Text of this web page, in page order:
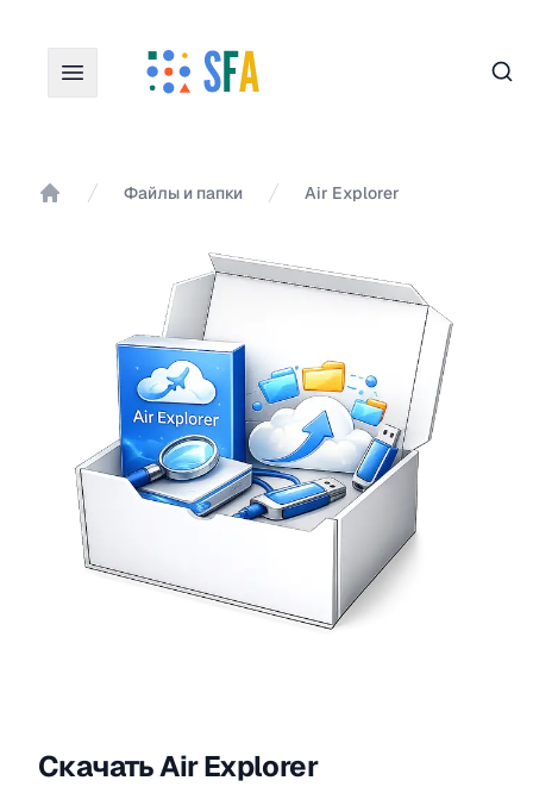
Файлы и папки Air Explorer
СкачатьAir Explorer